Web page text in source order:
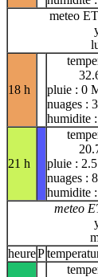
meteo
18 h
pluie : 0
nuages :
humidite
21 h
pluie :
nuages :
humidite
meteo
heureP